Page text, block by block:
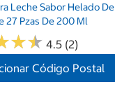
Leche Sabor Helado De
27 Pzas De 200 Ml
★★
★★ 4.5 (2)
Código Postal